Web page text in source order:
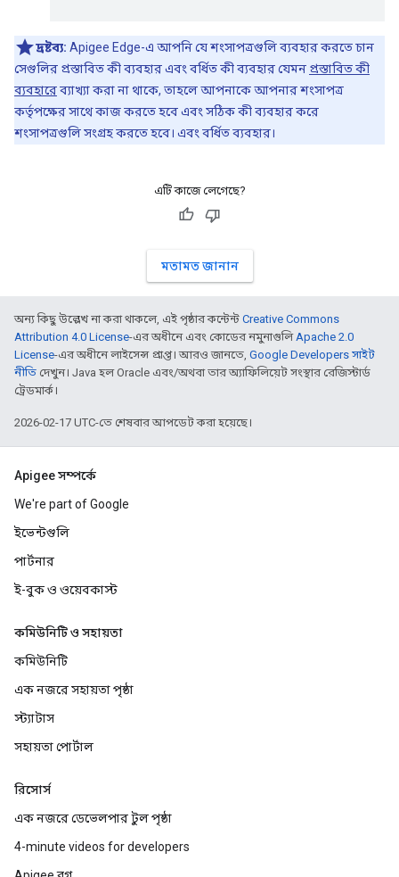
দ্রষ্টব্য: Apigee Edge-এ আপনি যে শংসাপত্রগুলি ব্যবহার করতে চান
সেগুলির প্রস্তাবিত কী ব্যবহার এবং বর্ধিত কী ব্যবহার যেমন প্রস্তাবিত কী
ব্যবহারেব্যাখ্যা করা না থাকে, তাহলে আপনাকে আপনার শংসাপত্র
কর্তৃপক্ষের সাথে কাজ করতে হবে এবং সঠিক কী ব্যবহার করে
শংসাপত্রগুলি সংগ্রহ করতে হবে। এবং বর্ধিত ব্যবহার।
এটি কাজে লেগেছে?
মতামত জানান
অন্য কিছু উল্লেখ না করা থাকলে, এই পৃষ্ঠার কন্টেন্ট Creative Commons
Attribution 4.0 License-এর অধীনে এবং কোডের নমুনাগুলিApache 2.0
License-এর অধীনে লাইসেন্স প্রাপ্ত। আরও জানতে, Google Developers সাইট
নীতি দেখুন। Java হল Oracle এবং/অথবা তার অ্যাফিলিয়েট সংস্থার রেজিস্টার্ড
ট্রেডমার্ক।
2026-02-17 UTC-তে শেষবার আপডেট করা হয়েছে।
Apigee সম্পর্কে
We're part of Google
ইভেন্টগুলি
পার্টনার
ই-বুক ও ওয়েবকাস্ট
কমিউনিটি ও সহায়তা
কমিউনিটি
এক নজরে সহায়তা পৃষ্ঠা
স্ট্যাটাস
সহায়তা পোর্টাল
রিসোর্স
এক নজরে ডেভেলপার টুল পৃষ্ঠা
4-minute videos for developers